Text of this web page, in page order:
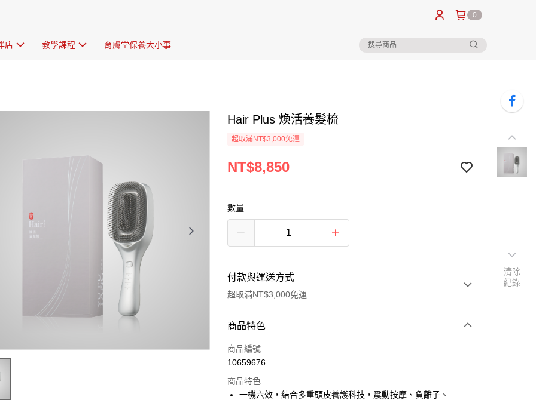
0
店 教學課程 育膚堂保養大小事
Hair Plus 煥活養髮梳
超取滿NT$3,000免運
NT$8,850
數量
付款與運送方式
超取滿NT$3,000免運
付款方式
信用卡一次付款
悠遊付
商品特色
商品編號
10659676
商品特色
一機六效，結合多重頭皮養護科技，震動按摩、負離子、
清除
紀錄